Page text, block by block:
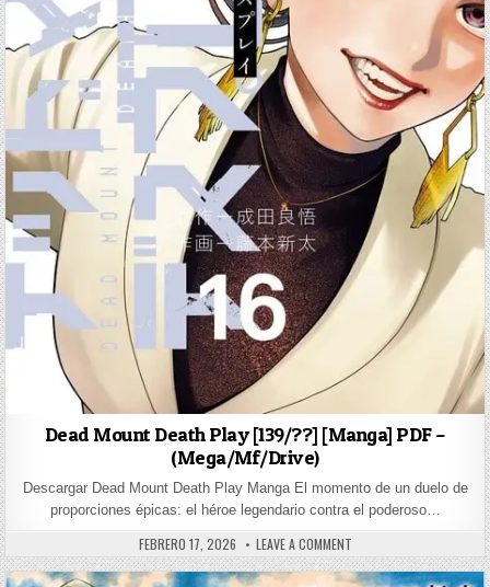
Dead Mount Death Play [139/??] [Manga] PDF –
(Mega/Mf/Drive)
Descargar Dead Mount Death Play Manga El momento de un duelo de
proporciones épicas: el héroe legendario contra el poderoso…
PUBLISHED DATE:
FEBRERO 17, 2026 LEAVE A COMMENTON DEAD MOUNT DEATH